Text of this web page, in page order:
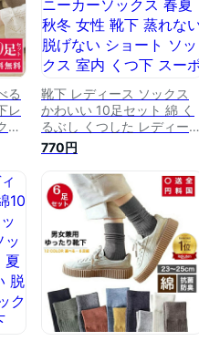
る
レ
ス
れ
な
内
靴下 レディース ソックス
かわいい 10足セット 綿 く
るぶし くつした レディース
おしゃれ スニーカーソック
ス 春夏秋冬 女性 靴下 蒸れ
ない 脱げない ショート ソ
ックス 室内 くつ下 スーポ
ツ アウトドア
770円